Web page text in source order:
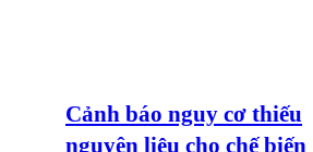
Cảnh báo nguy cơ thiếu
nguyên liệu cho chế biến